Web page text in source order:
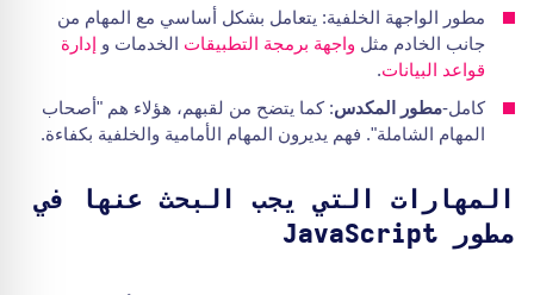
مطور الواجهة الخلفية: يتعامل بشكل أساسي مع المهام من
جانب الخادم مثل واجهة برمجة التطبيقات الخدمات و إدارة
قواعد البيانات.
كامل-مطور المكدس: كما يتضح من لقبهم، هؤلاء هم "أصحاب
المهام الشاملة". فهم يديرون المهام الأمامية والخلفية بكفاءة.
المهارات التي يجب البحث عنها في
مطور JavaScript